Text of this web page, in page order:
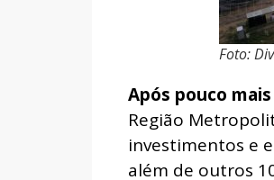
Foto:
Após pouco
Região
investimentos e
além de outros